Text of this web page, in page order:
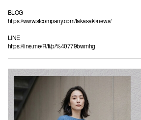
BLOG
https://www.stcompany.com/takasaki/news/
LINE
https://line.me/R/ti/p/%40779bwmhg